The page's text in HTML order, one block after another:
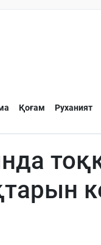
Қоғам Руханият